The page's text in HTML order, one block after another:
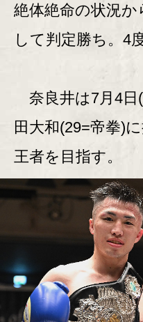
絶体絶命の状況
して判定勝ち。4
奈良井は7月4日
田大和(29=帝拳)
王者を目指す。